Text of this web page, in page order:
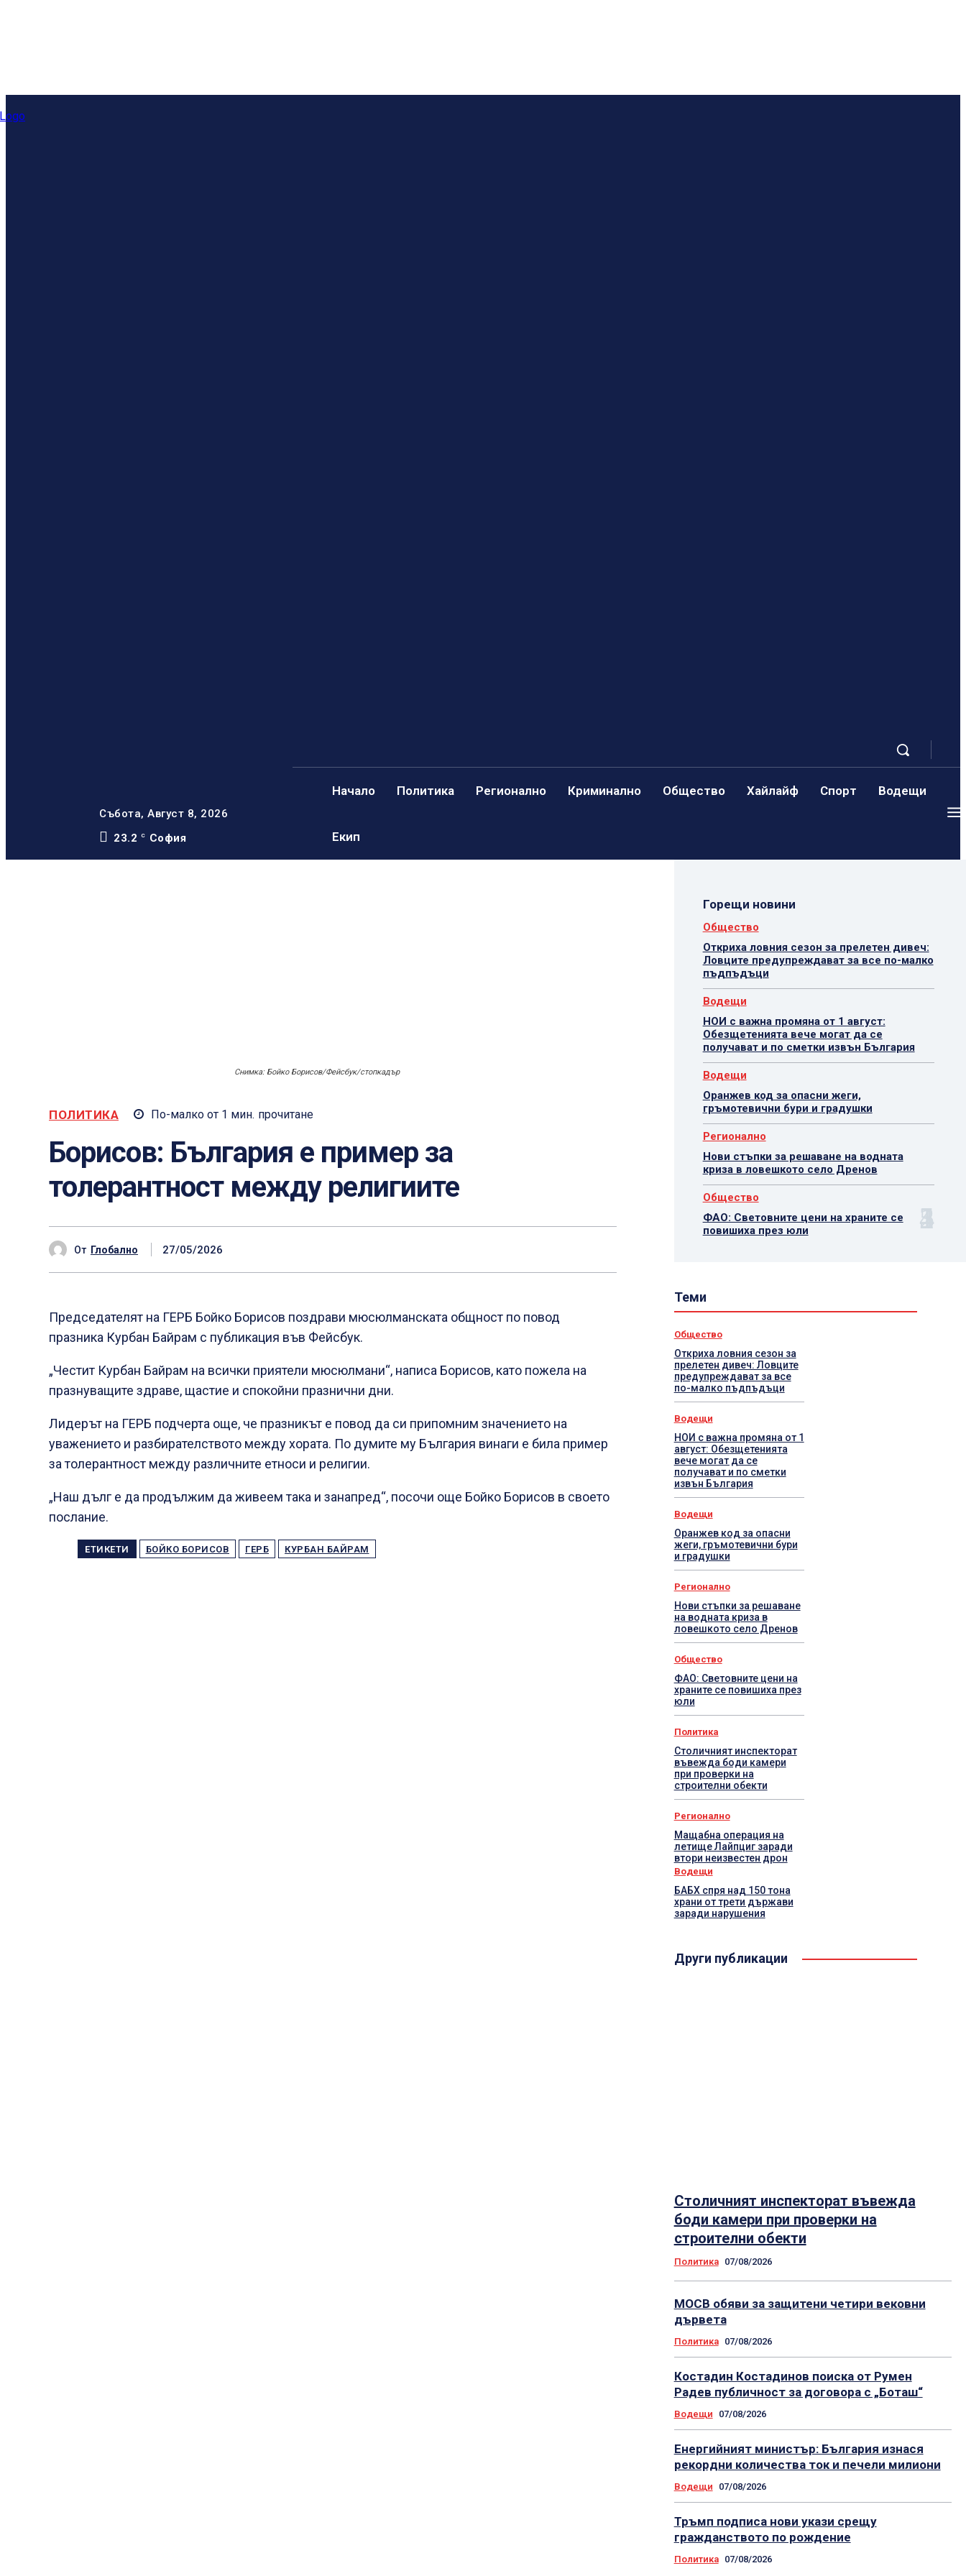
Събота, Август 8, 2026
23.2
C София
Начало Политика Регионално Криминално Общество Хайлайф Спорт Водещи
Екип
Снимка: Бойко Борисов/Фейсбук/стопкадър
ПОЛИТИКА По-малко от 1 мин. прочитане
Борисов: България е пример за
толерантност между религиите
От Глобално 27/05/2026
Председателят на ГЕРБ Бойко Борисов поздрави мюсюлманската общност по повод
празника Курбан Байрам с публикация във Фейсбук.
„Честит Курбан Байрам на всички приятели мюсюлмани“, написа Борисов, като пожела на
празнуващите здраве, щастие и спокойни празнични дни.
Лидерът на ГЕРБ подчерта още, че празникът е повод да си припомним значението на
уважението и разбирателството между хората. По думите му България винаги е била пример
за толерантност между различните етноси и религии.
„Наш дълг е да продължим да живеем така и занапред“, посочи още Бойко Борисов в своето
послание.
ЕТИКЕТИ БОЙКО БОРИСОВ ГЕРБ КУРБАН БАЙРАМ
Горещи новини
Общество
Откриха ловния сезон за прелетен дивеч:
Ловците предупреждават за все по-малко
пъдпъдъци
Водещи
НОИ с важна промяна от 1 август:
Обезщетенията вече могат да се
получават и по сметки извън България
Водещи
Оранжев код за опасни жеги,
гръмотевични бури и градушки
Регионално
Нови стъпки за решаване на водната
криза в ловешкото село Дренов
Общество
ФАО: Световните цени на храните се
повишиха през юли
Теми
Общество
Откриха ловния сезон за
прелетен дивеч: Ловците
предупреждават за все
по-малко пъдпъдъци
Водещи
НОИ с важна промяна от 1
август: Обезщетенията
вече могат да се
получават и по сметки
извън България
Водещи
Оранжев код за опасни
жеги, гръмотевични бури
и градушки
Регионално
Нови стъпки за решаване
на водната криза в
ловешкото село Дренов
Общество
ФАО: Световните цени на
храните се повишиха през
юли
Политика
Столичният инспекторат
въвежда боди камери
при проверки на
строителни обекти
Регионално
Мащабна операция на
летище Лайпциг заради
втори неизвестен дрон
Водещи
БАБХ спря над 150 тона
храни от трети държави
заради нарушения
Други публикации
Столичният инспекторат въвежда
боди камери при проверки на
строителни обекти
Политика 07/08/2026
МОСВ обяви за защитени четири вековни
дървета
Политика 07/08/2026
Костадин Костадинов поиска от Румен
Радев публичност за договора с „Боташ“
Водещи 07/08/2026
Енергийният министър: България изнася
рекордни количества ток и печели милиони
Водещи 07/08/2026
Тръмп подписа нови укази срещу
гражданството по рождение
Политика 07/08/2026